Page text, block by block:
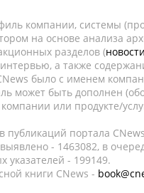
компании, системы
на основе анализа
разделов (новости
а также
было с именем
может быть дополнен
или продукте/
публикаций портала
- 1463082, в
указателей - 199149.
книги CNews -